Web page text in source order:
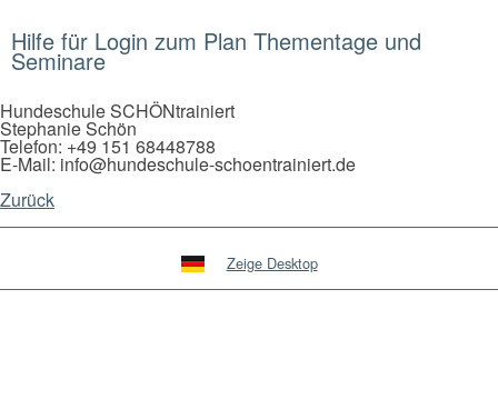
Hilfe für Login zum Plan Thementage und
Seminare
Hundeschule SCHÖNtrainiert
Stephanie Schön
Telefon: +49 151 68448788
E-Mail: info@hundeschule-schoentrainiert.de
Zurück
Zeige Desktop